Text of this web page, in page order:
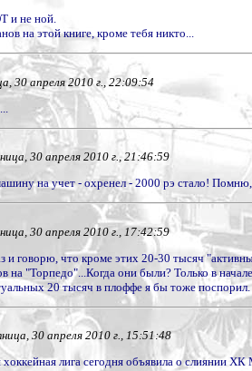
и не ной.
на этой книге, кроме тебя никто...
30 апреля 2010 г., 22:09:54
30 апреля 2010 г., 21:46:59
на учет - охренел - 2000 рэ стало!
30 апреля 2010 г., 17:42:59
и говорю, что кроме этих 20-30 тысяч
на "Торпедо"...Когда они были? Только в
20 тысяч в плоффе я бы тоже поспорил.
30 апреля 2010 г., 15:51:48
хоккейная лига сегодня объявила о